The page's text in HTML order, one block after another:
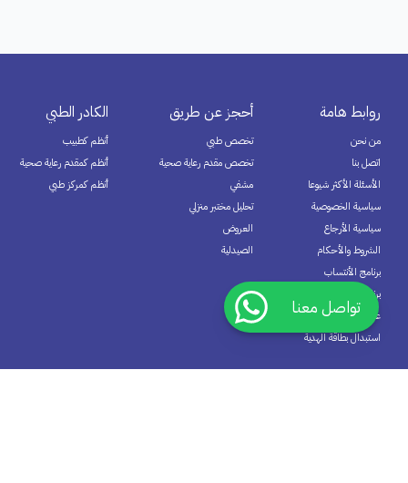
روابط هامة
من نحن
اتصل بنا
الأسئلة الأكثر شيوعا
سياسية الخصوصية
سياسية الأرجاع
الشروط والأحكام
برنامج الأنتساب
برنامج المكافآت
عضوية ديمة
استبدال بطاقة الهدية
أحجز عن طريق
تخصص طبي
تخصص مقدم رعاية صحية
مشفي
تحليل مختبر منزلي
العروض
الصيدلية
الكادر الطبي
أنظم كطبيب
أنظم كمقدم رعاية صحية
أنظم كمركز طبي
تواصل معنا